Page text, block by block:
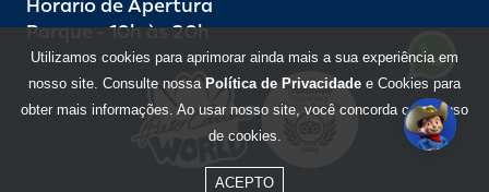
Horario de Apertura
Parque - 10h às 20h
Utilizamos cookies para aprimorar ainda mais a sua experiência em
nosso site. Consulte nossa Política de Privacidade e Cookies para
obter mais informações. Ao usar nosso site, você concorda com o uso
de cookies.
ACEPTO